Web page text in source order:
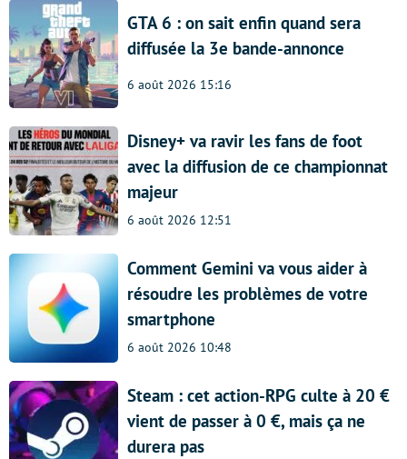
GTA 6 : on sait enfin quand sera
diffusée la 3e bande-annonce
6 août 2026 15:16
Disney+ va ravir les fans de foot
avec la diffusion de ce championnat
majeur
6 août 2026 12:51
Comment Gemini va vous aider à
résoudre les problèmes de votre
smartphone
6 août 2026 10:48
Steam : cet action-RPG culte à 20 €
vient de passer à 0 €, mais ça ne
durera pas